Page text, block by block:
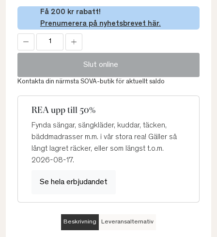
Få 200 kr rabatt!
Prenumerera på nyhetsbrevet här.
Slut online
Kontakta din närmsta SOVA-butik för aktuellt saldo
REA upp till 50%
Fynda sängar, sängkläder, kuddar, täcken,
bäddmadrasser m.m. i vår stora rea! Gäller så
långt lagret räcker, eller som längst t.o.m.
2026-08-17.
Se hela erbjudandet
Beskrivning Leveransalternativ